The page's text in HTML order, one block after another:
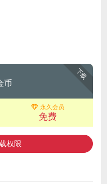
下载
币
永久会员
免费
权限